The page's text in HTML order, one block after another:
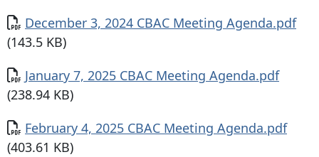
Documento
December 3, 2024 CBAC Meeting Agenda.pdf
(143.5 KB)
Documento
January 7, 2025 CBAC Meeting Agenda.pdf
(238.94 KB)
Documento
February 4, 2025 CBAC Meeting Agenda.pdf
(403.61 KB)